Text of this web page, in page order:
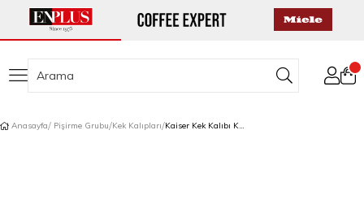
Anasayfa Pişirme Grubu Kek Kalıpları Kaiser Kek Kalıbı Kalp Kelepçeli 26 cm